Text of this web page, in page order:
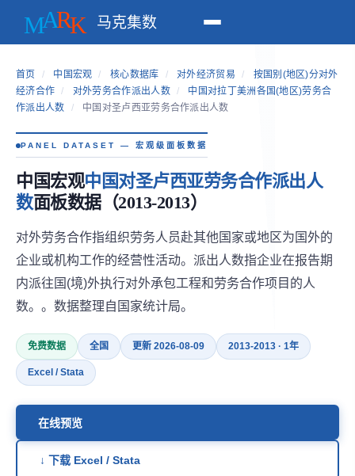
马克集数
首页 / 中国宏观 / 核心数据库 / 对外经济贸易 /
按国别(地区)分对外
经济合作 / 对外劳务合作派出人数 /
中国对拉丁美洲各国(地区)劳务合
作派出人数
/ 中国对圣卢西亚劳务合作派出人数
PANEL DATASET — 宏观级面板数据
中国宏观中国对圣卢西亚劳务合作派出人
数面板数据（2013-2013）
对外劳务合作指组织劳务人员赴其他国家或地区为国外的
企业或机构工作的经营性活动。派出人数指企业在报告期
内派往国(境)外执行对外承包工程和劳务合作项目的人
数。。数据整理自国家统计局。
免费数据 全国 更新 2026-08-09 2013-2013 · 1年
Excel / Stata
在线预览
↓ 下载 Excel / Stata